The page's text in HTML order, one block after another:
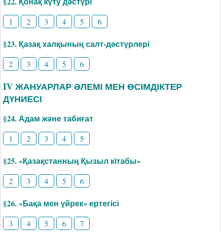
1 2 3 4 5 6
§23. Қазақ халқының салт-дәстүрлері
2 3 4 5 6
IV ЖАНУАРЛАР ӘЛЕМІ МЕН ӨСІМДІКТЕР
ДҮНИЕСІ
§24. Адам және табиғат
1 2 3 4 5
§25. «Қазақстанның Қызыл кітабы»
2 3 4 5 6
§26. «Бақа мен үйрек» ертегісі
3 4 5 6 7